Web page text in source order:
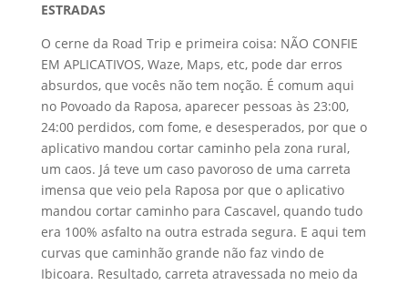
ESTRADAS
O cerne da Road Trip e primeira coisa: NÃO CONFIE
EM APLICATIVOS, Waze, Maps, etc, pode dar erros
absurdos, que vocês não tem noção. É comum aqui
no Povoado da Raposa, aparecer pessoas às 23:00,
24:00 perdidos, com fome, e desesperados, por que o
aplicativo mandou cortar caminho pela zona rural,
um caos. Já teve um caso pavoroso de uma carreta
imensa que veio pela Raposa por que o aplicativo
mandou cortar caminho para Cascavel, quando tudo
era 100% asfalto na outra estrada segura. E aqui tem
curvas que caminhão grande não faz vindo de
Ibicoara. Resultado, carreta atravessada no meio da